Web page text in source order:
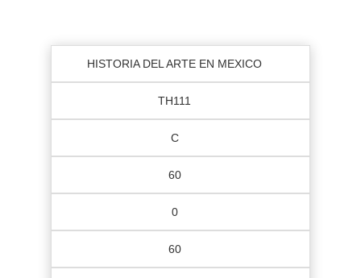
HISTORIA DEL ARTE EN MEXICO
TH111
C
60
0
60